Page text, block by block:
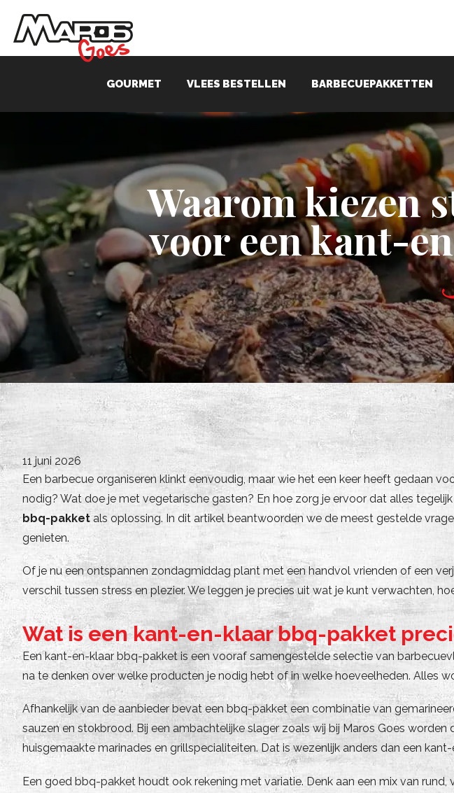
GOURMET VLEES BESTELLEN BARBECUEPAKKETTEN
Waarom kiezen
voor een kant-
11 juni 2026
Een barbecue organiseren klinkt eenvoudig, maar wie het een keer heeft gedaan
nodig? Wat doe je met vegetarische gasten? En hoe zorg je ervoor dat alles
bbq-pakketals oplossing. In dit artikel beantwoorden we de meest gestelde
genieten.
Of je nu een ontspannen zondagmiddag plant met een handvol vrienden of een
verschil tussen stress en plezier. We leggen je precies uit wat je kunt verwachten,
Wat is een kant-en-klaar bbq-pakket
Een kant-en-klaar bbq-pakket is een vooraf samengestelde selectie van
na te denken over welke producten je nodig hebt of in welke hoeveelheden. Alles
Afhankelijk van de aanbieder bevat een bbq-pakket een combinatie van
sauzen en stokbrood. Bij een ambachtelijke slager zoals wij bij Maros Goes
huisgemaakte marinades en grillspecialiteiten. Dat is wezenlijk anders dan een
Een goed bbq-pakket houdt ook rekening met variatie. Denk aan een mix van